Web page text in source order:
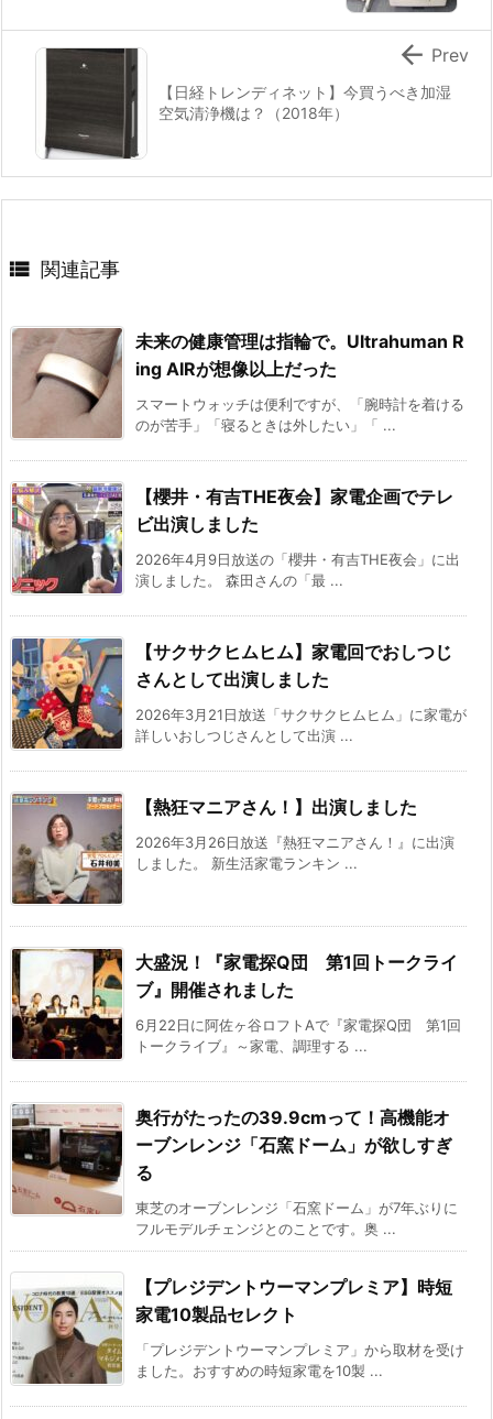
【日経トレンディネット】今買うべき加湿
空気清浄機は？（2018年）
 Prev
 関連記事
未来の健康管理は指輪で。Ultrahuman R
ing AIRが想像以上だった
スマートウォッチは便利ですが、「腕時計を着ける
のが苦手」「寝るときは外したい」「 ...
【櫻井・有吉THE夜会】家電企画でテレ
ビ出演しました
2026年4月9日放送の「櫻井・有吉THE夜会」に出
演しました。 森田さんの「最 ...
【サクサクヒムヒム】家電回でおしつじ
さんとして出演しました
2026年3月21日放送「サクサクヒムヒム」に家電が
詳しいおしつじさんとして出演 ...
【熱狂マニアさん！】出演しました
2026年3月26日放送『熱狂マニアさん！』に出演
しました。 新生活家電ランキン ...
大盛況！『家電探Q団 第1回トークライ
ブ』開催されました
6月22日に阿佐ヶ谷ロフトAで『家電探Q団 第1回
トークライブ』～家電、調理する ...
奥行がたったの39.9cmって！高機能オ
ーブンレンジ「石窯ドーム」が欲しすぎ
る
東芝のオーブンレンジ「石窯ドーム」が7年ぶりに
フルモデルチェンジとのことです。奥 ...
【プレジデントウーマンプレミア】時短
家電10製品セレクト
「プレジデントウーマンプレミア」から取材を受け
ました。おすすめの時短家電を10製 ...